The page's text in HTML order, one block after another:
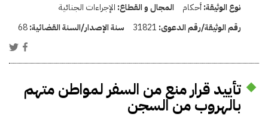
نوع الوثيقة:أحكام المجال و القطاع: الإجراءات الجنائية
رقم الوثيقة/رقم الدعوى: 31821 سنة الإصدار/السنة القضائية:68
تأييد قرار منع من السفر لمواطن متهم
بالهروب من السجن